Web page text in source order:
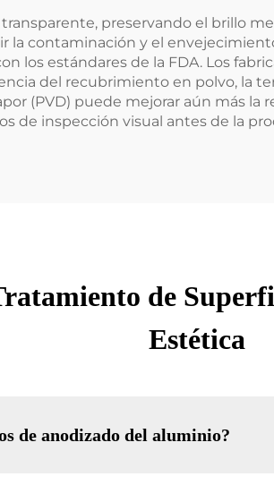
preservando el brillo
la contaminación y el
los estándares de la FDA. Los
del recubrimiento en polvo, la
(PVD) puede mejorar aún más la
de inspección visual antes de la
de
Estética
de anodizado del aluminio?